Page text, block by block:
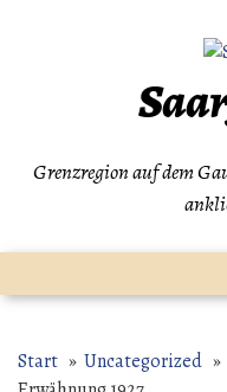
Grenzregion auf dem
Start » Uncategorized